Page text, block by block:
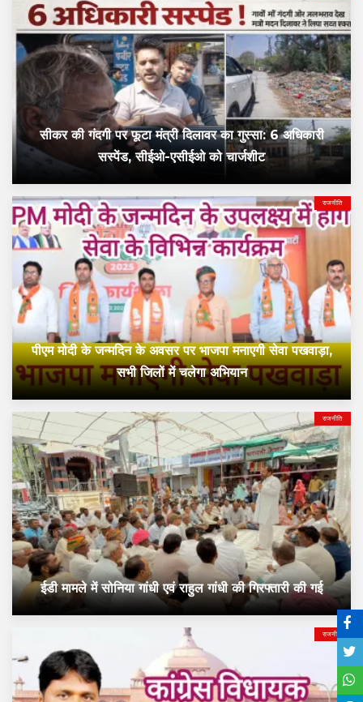
सीकर की गंदगी पर फूटा मंत्री दिलावर का गुस्सा: 6 अधिकारी
सस्पेंड, सीईओ-एसीईओ को चार्जशीट
राजनीति
पीएम मोदी के जन्मदिन के अवसर पर भाजपा मनाएगी सेवा पखवाड़ा,
सभी जिलों में चलेगा अभियान
राजनीति
ईडी मामले में सोनिया गांधी एवं राहुल गांधी की गिरफ्तारी की गई
राजनीति